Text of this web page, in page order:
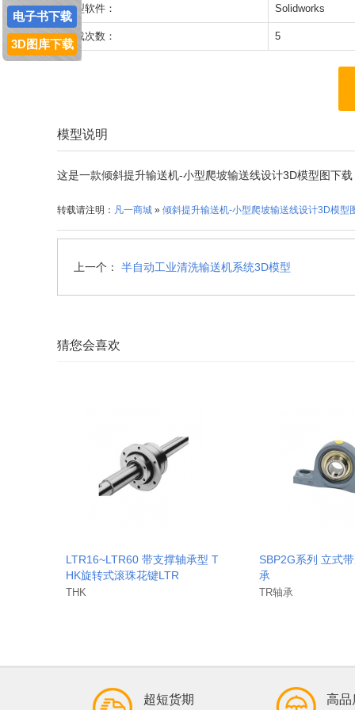
模型软件： Solidworks
下载次数： 5
模型说明
这是一款倾斜提升输送机-小型爬坡输送线设计3D模型图下
转载请注明： 凡一商城 » 倾斜提升输送机-小型爬坡输送线设计3D模型
上一个： 半自动工业清洗输送机系统3D模型
猜您会喜欢
LTR16~LTR60 带支撑轴承型 T
HK旋转式滚珠花键LTR
THK
SBP2G系列 立式
承
TR轴承
超短货期 高品
电子书下载
3D图库下载